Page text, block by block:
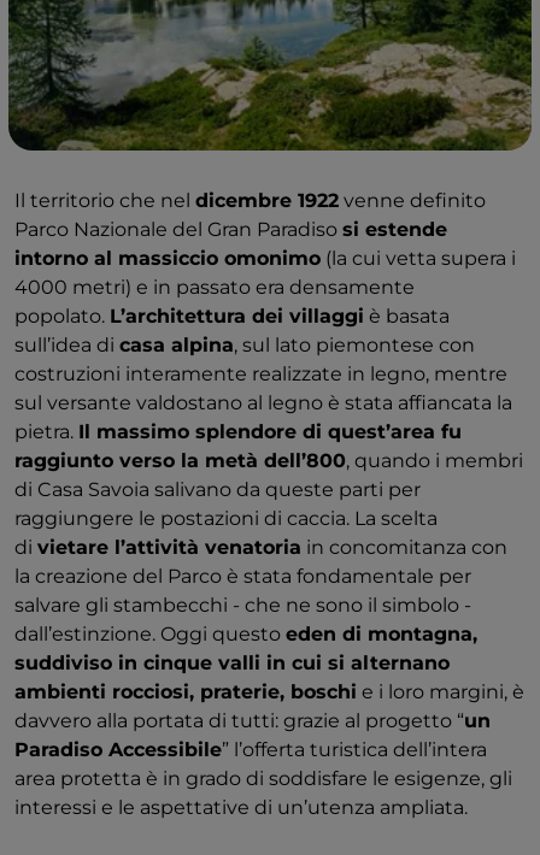
Il territorio che nel dicembre 1922 venne definito
Parco Nazionale del Gran Paradiso si estende
intorno al massiccio omonimo (la cui vetta supera i
4000 metri) e in passato era densamente
popolato. L’architettura dei villaggi è basata
sull’idea di casa alpina, sul lato piemontese con
costruzioni interamente realizzate in legno, mentre
sul versante valdostano al legno è stata affiancata la
pietra. Il massimo splendore di quest’area fu
raggiunto verso la metà dell’800, quando i membri
di Casa Savoia salivano da queste parti per
raggiungere le postazioni di caccia. La scelta
di vietare l’attività venatoria in concomitanza con
la creazione del Parco è stata fondamentale per
salvare gli stambecchi - che ne sono il simbolo -
dall’estinzione. Oggi questo eden di montagna,
suddiviso in cinque valli in cui si alternano
ambienti rocciosi, praterie, boschi e i loro margini, è
davvero alla portata di tutti: grazie al progetto “un
Paradiso Accessibile” l’offerta turistica dell’intera
area protetta è in grado di soddisfare le esigenze, gli
interessi e le aspettative di un’utenza ampliata.